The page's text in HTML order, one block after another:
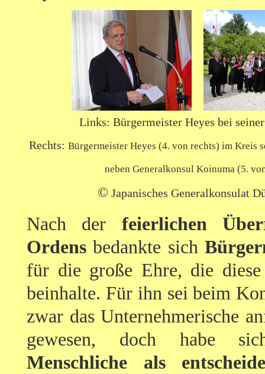
Links: Bürgermeister Heyes bei
Rechts: Bürgermeister Heyes (4. von rechts) im Kreis
neben Generalkonsul Koinuma (5.
©Japanisches Generalkonsulat
Nach der feierlichen
Ordens bedankte sich
für die große Ehre, die diese
beinhalte. Für ihn sei beim
zwar das Unternehmerische
gewesen, doch habe
Menschliche als